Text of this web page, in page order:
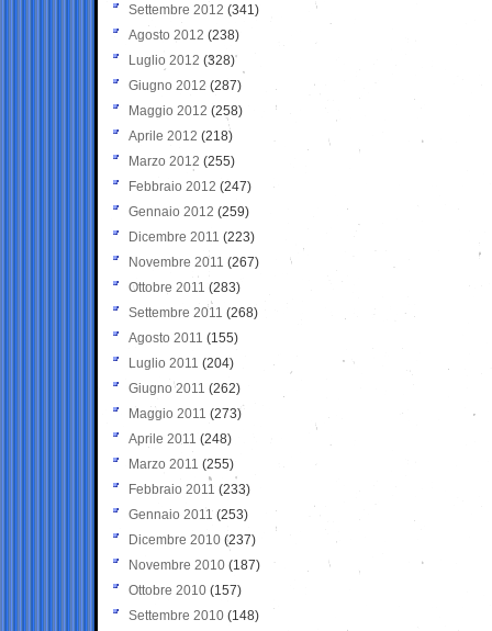
Settembre 2012 (341)
Agosto 2012 (238)
Luglio 2012 (328)
Giugno 2012 (287)
Maggio 2012 (258)
Aprile 2012 (218)
Marzo 2012 (255)
Febbraio 2012 (247)
Gennaio 2012 (259)
Dicembre 2011 (223)
Novembre 2011 (267)
Ottobre 2011 (283)
Settembre 2011 (268)
Agosto 2011 (155)
Luglio 2011 (204)
Giugno 2011 (262)
Maggio 2011 (273)
Aprile 2011 (248)
Marzo 2011 (255)
Febbraio 2011 (233)
Gennaio 2011 (253)
Dicembre 2010 (237)
Novembre 2010 (187)
Ottobre 2010 (157)
Settembre 2010 (148)